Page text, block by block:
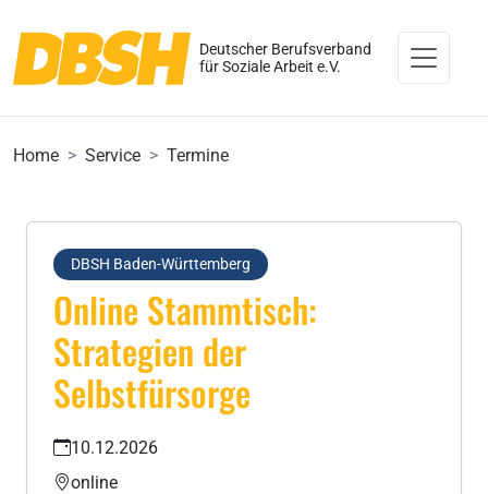
Deutscher Berufsverband
für Soziale Arbeit e.V.
Home Service Termine
DBSH Baden-Württemberg
Online Stammtisch:
Strategien der
Selbstfürsorge
10.12.2026
online